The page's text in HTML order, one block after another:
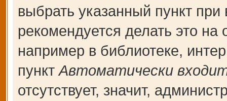
выбрать указанный пункт
рекомендуется делать это
например в библиотеке,
пунктАвтоматически
отсутствует, значит,